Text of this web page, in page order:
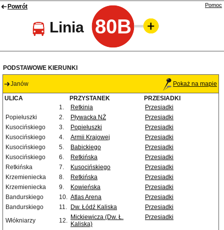
Powrót
Linia 80B
Pomoc
PODSTAWOWE KIERUNKI
Janów Pokaż na mapie
ULICA PRZYSTANEK
PRZESIADKI
1.
Retkinia
Przesiadki
Popiełuszki
2. Pływacka NŻ
Przesiadki
Kusocińskiego
3. Popiełuszki
Przesiadki
Kusocińskiego
4. Armii Krajowej
Przesiadki
Kusocińskiego
5. Babickiego
Przesiadki
Kusocińskiego
6. Retkińska
Przesiadki
Retkińska
7. Kusocińskiego
Przesiadki
Krzemieniecka
8. Retkińska
Przesiadki
Krzemieniecka
9. Kowieńska
Przesiadki
Bandurskiego
10. Atlas Arena
Przesiadki
Bandurskiego
11. Dw. Łódź Kaliska
Przesiadki
Włókniarzy
12. Mickiewicza (Dw. Ł.
Kaliska)
Przesiadki